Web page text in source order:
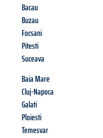
Bacau
Buzau
Focsani
Pitesti
Suceava
Baia Mare
Cluj-Napoca
Galati
Ploiesti
Temesvar